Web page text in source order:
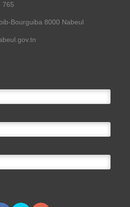
765
Bourguiba 8000 Nabeul